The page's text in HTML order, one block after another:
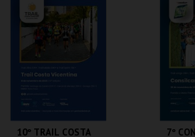
CARTÕES
PRODUTOS
10º TRAIL COSTA
7º